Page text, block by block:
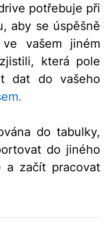
potřebuje při
aby se úspěšně
vašem jiném
která pole
dat do vašeho
do tabulky,
do jiného
a začít pracovat